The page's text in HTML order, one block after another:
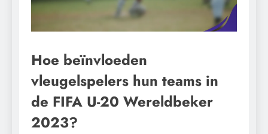
Hoe beïnvloeden
vleugelspelers hun teams in
de FIFA U-20 Wereldbeker
2023?